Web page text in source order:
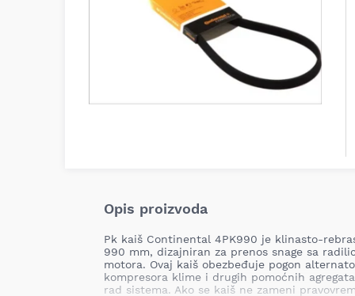
Opis proizvoda
Pk kaiš Continental 4PK990 je klinasto-
990 mm, dizajniran za prenos snage sa
motora. Ovaj kaiš obezbeđuje pogon
kompresora klime i drugih pomoćnih
rad sistema. Ako se kaiš ne zameni